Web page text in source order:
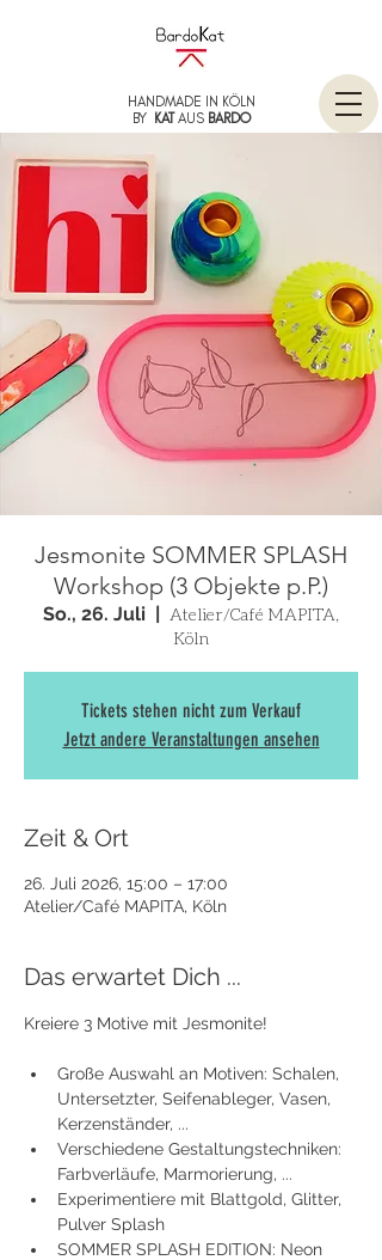
HANDMADE IN KÖLN
BY KATAUS BARDO
Jesmonite SOMMER SPLASH
Workshop (3 Objekte p.P.)
So., 26. Juli
  |
Atelier/Café MAPITA,
Köln
Tickets stehen nicht zum Verkauf
Jetzt andere Veranstaltungen ansehen
Zeit & Ort
26. Juli 2026, 15:00 – 17:00
Atelier/Café MAPITA, Köln
Das erwartet Dich ...
Kreiere 3 Motive mit Jesmonite!
Große Auswahl an Motiven: Schalen,
Untersetzter, Seifenableger, Vasen,
Kerzenständer, ...
Verschiedene Gestaltungstechniken:
Farbverläufe, Marmorierung, ...
Experimentiere mit Blattgold, Glitter,
Pulver Splash
SOMMER SPLASH EDITION: Neon